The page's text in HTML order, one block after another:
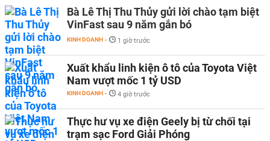
Bà Lê Thị Thu Thủy gửi lời chào tạm biệt
VinFast sau 9 năm gắn bó
KINH DOANH - 1 giờ trước
Xuất khẩu linh kiện ô tô của Toyota Việt
Nam vượt mốc 1 tỷ USD
KINH DOANH - 4 giờ trước
Thực hư vụ xe điện Geely bị từ chối tại
trạm sạc Ford Giải Phóng